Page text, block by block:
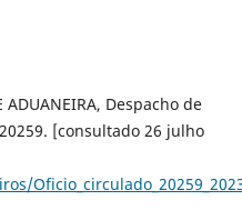
ADUANEIRA, Despacho de
[consultado 26 julho